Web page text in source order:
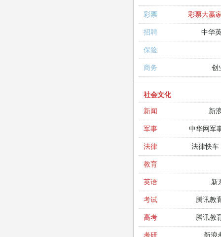
彩票 彩票大赢
招聘 中华
保险
商务 创
社会文化
新闻
新
军事 中华网军
法律 法律快车
教育
英语 新
考试 腾讯教
高考 腾讯教
考研 新浪